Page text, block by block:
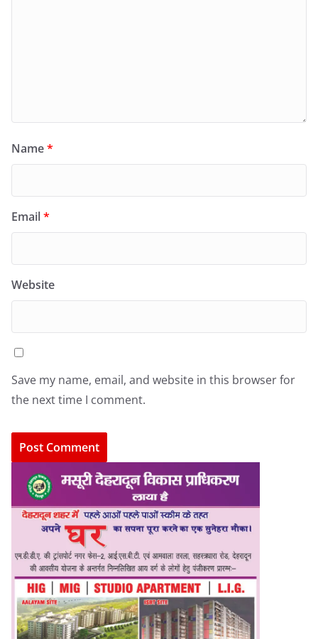
Name*
Email*
Website
Save my name, email, and website in this browser for
the next time I comment.